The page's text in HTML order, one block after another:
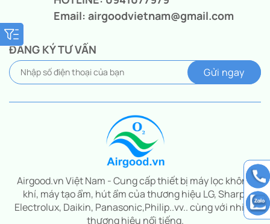
Email: airgoodvietnam@gmail.com
ĐĂNG KÝ TƯ VẤN
Airgood.vn Việt Nam - Cung cấp thiết bị máy lọc không
khí, máy tạo ẩm, hút ẩm của thương hiệu LG, Sharp,
Electrolux, Daikin, Panasonic,Philip..vv.. cùng với nhiều
thương hiệu nổi tiếng.